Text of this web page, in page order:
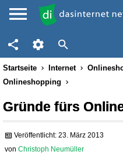
Startseite Internet
Onlineshopping
Gründe fürs
Veröffentlicht: 23. März 2013
von Christoph Neumüller